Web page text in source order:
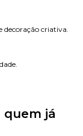
criativa.
quem já